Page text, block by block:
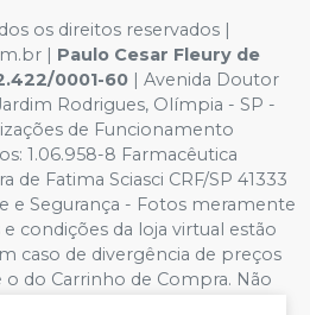
os direitos reservados |
| Paulo Cesar Fleury de
0001-60 | Avenida Doutor
Rodrigues, Olímpia - SP -
de Funcionamento
1.06.958-8 Farmacêutica
de Fatima Sciasci CRF/SP 41333
e Segurança - Fotos meramente
condições da loja virtual estão
caso de divergência de preços
o do Carrinho de Compra. Não